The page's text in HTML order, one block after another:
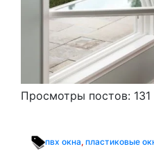
Просмотры постов: 131
пвх окна, пластиковые